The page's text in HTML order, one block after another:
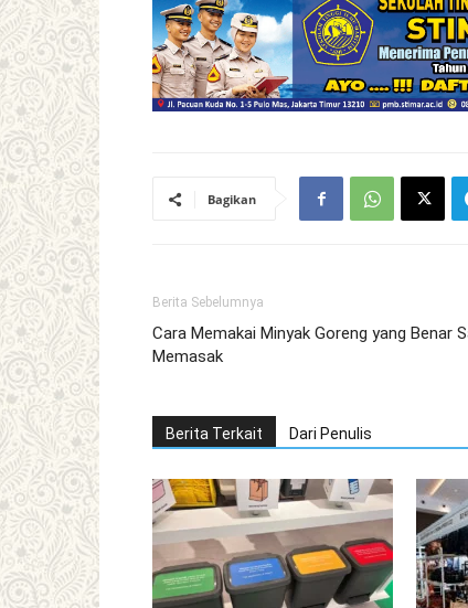
Bagikan
Berita Sebelumnya
Cara Memakai Minyak Goreng yang Benar
Memasak
Berita Terkait Dari Penulis